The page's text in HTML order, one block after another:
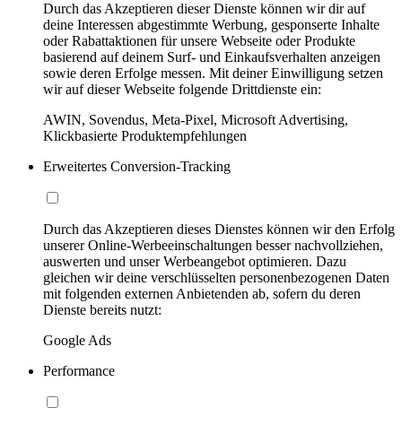
Durch das Akzeptieren dieser Dienste können wir dir auf
deine Interessen abgestimmte Werbung, gesponserte Inhalte
oder Rabattaktionen für unsere Webseite oder Produkte
basierend auf deinem Surf- und Einkaufsverhalten anzeigen
sowie deren Erfolge messen. Mit deiner Einwilligung setzen
wir auf dieser Webseite folgende Drittdienste ein:
AWIN, Sovendus, Meta-Pixel, Microsoft Advertising,
Klickbasierte Produktempfehlungen
Erweitertes Conversion-Tracking
Durch das Akzeptieren dieses Dienstes können wir den Erfolg
unserer Online-Werbeeinschaltungen besser nachvollziehen,
auswerten und unser Werbeangebot optimieren. Dazu
gleichen wir deine verschlüsselten personenbezogenen Daten
mit folgenden externen Anbietenden ab, sofern du deren
Dienste bereits nutzt:
Google Ads
Performance